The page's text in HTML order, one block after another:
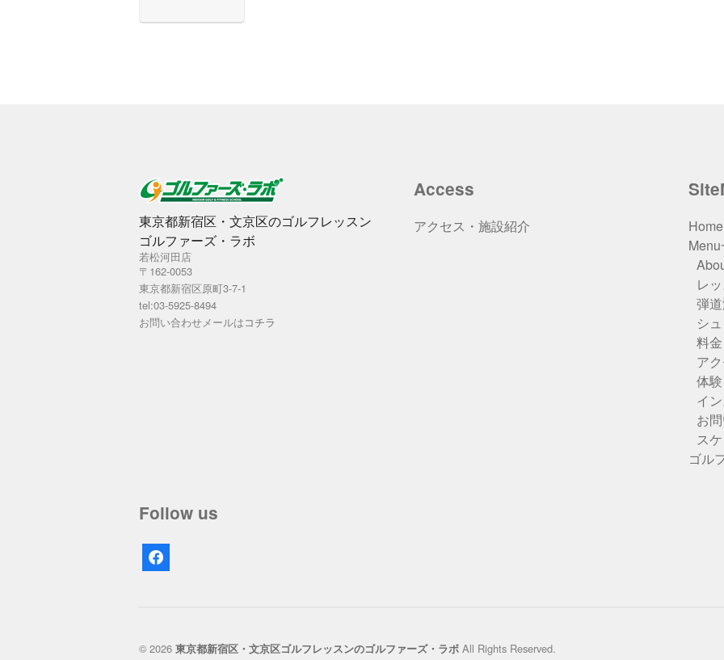
東京都新宿区・文京区のゴルフレッスン
ゴルファーズ・ラボ
若松河田店
〒162-0053
東京都新宿区原町3-7-1
tel:03-5925-8494
お問い合わせメールはコチラ
Access
アクセス・施設紹介
Home
レ
弾
シ
料
ア
体
イ
お
ス
ゴル
Follow us
facebook
© 2026 東京都新宿区・文京区ゴルフレッスンのゴルファーズ・ラボ All Rights Reserved.